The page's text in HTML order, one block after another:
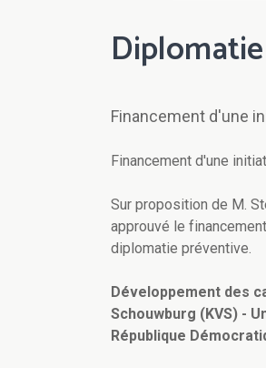
Financement d'une
Financement d'une
Sur proposition de M.
approuvé le
diplomatie préventive.
Développement des
Schouwburg (KVS) -
République